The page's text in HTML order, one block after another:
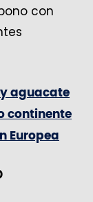
con
y aguacate
continente
Europea